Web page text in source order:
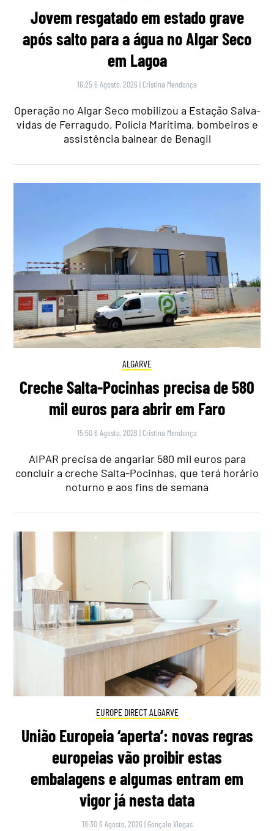
Jovem resgatado em estado grave
após salto para a água no Algar Seco
em Lagoa
16:25 6 Agosto, 2026 | Cristina Mendonça
Operação no Algar Seco mobilizou a Estação Salva-
vidas de Ferragudo, Polícia Marítima, bombeiros e
assistência balnear de Benagil
ALGARVE
Creche Salta-Pocinhas precisa de 580
mil euros para abrir em Faro
15:50 6 Agosto, 2026 | Cristina Mendonça
AIPAR precisa de angariar 580 mil euros para
concluir a creche Salta-Pocinhas, que terá horário
noturno e aos fins de semana
EUROPE DIRECT ALGARVE
União Europeia ‘aperta’: novas regras
europeias vão proibir estas
embalagens e algumas entram em
vigor já nesta data
18:30 6 Agosto, 2026 | Gonçalo Viegas